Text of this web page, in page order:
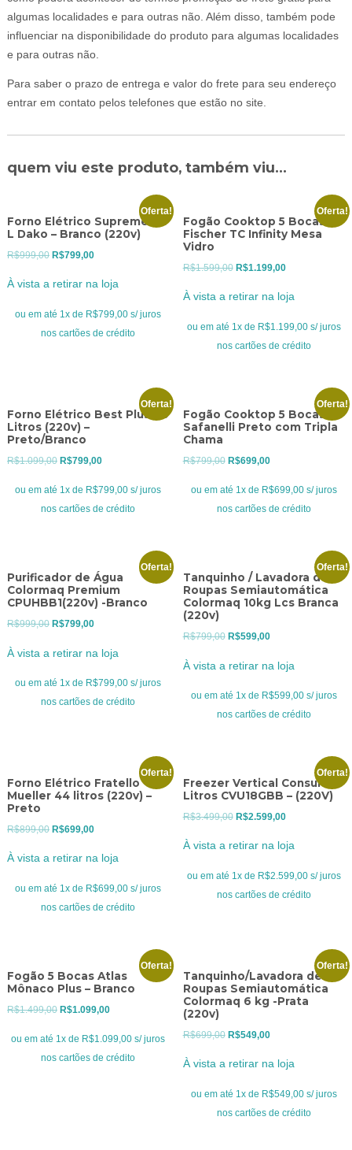
algumas localidades e para outras não. Além disso, também pode
influenciar na disponibilidade do produto para algumas localidades
e para outras não.
Para saber o prazo de entrega e valor do frete para seu endereço
entrar em contato pelos telefones que estão no site.
quem viu este produto, também viu...
Oferta!
Forno Elétrico Supreme 44
L Dako – Branco (220v)
R$999,00 O
era:
R$999,00.
R$799,00O
atual
é:
R$799,00.
À vista a retirar na loja
ou em até 1x de R$799,00 s/ juros
nos cartões de crédito
Oferta!
Fogão Cooktop 5 Bocas
Fischer TC Infinity Mesa
Vidro
R$1.599,00 O
era:
R$1.599,00.
R$1.199,00O
atual
é:
R$1.199,00.
À vista a retirar na loja
ou em até 1x de R$1.199,00 s/ juros
nos cartões de crédito
Oferta!
Forno Elétrico Best Plus 60
Litros (220v) –
Preto/Branco
R$1.099,00 O
R$799,00O
atual
ou em até 1x de R$799,00 s/ juros
nos cartões de crédito
Oferta!
Fogão Cooktop 5 Bocas
Safanelli Preto com Tripla
Chama
R$799,00 O
R$699,00O
atual
ou em até 1x de R$699,00 s/ juros
nos cartões de crédito
Oferta!
Purificador de Água
Colormaq Premium
CPUHBB1(220v) -Branco
R$999,00 O
original
era:
R$999,00.
R$799,00O
atual
é:
R$799,00.
À vista a retirar na loja
ou em até 1x de R$799,00 s/ juros
nos cartões de crédito
Oferta!
Tanquinho / Lavadora de
Roupas Semiautomática
Colormaq 10kg Lcs Branca
(220v)
R$799,00 O
original
era:
R$799,00.
R$599,00O
atual
é:
R$599,00.
À vista a retirar na loja
ou em até 1x de R$599,00 s/ juros
nos cartões de crédito
Oferta!
Forno Elétrico Fratello
Mueller 44 litros (220v) –
Preto
R$899,00 O
era:
R$899,00.
R$699,00O
atual
é:
R$699,00.
À vista a retirar na loja
ou em até 1x de R$699,00 s/ juros
nos cartões de crédito
Oferta!
Freezer Vertical Consul 121
Litros CVU18GBB – (220V)
R$3.499,00 O
era:
R$3.499,00.
R$2.599,00O
atual
é:
R$2.599,00.
À vista a retirar na loja
ou em até 1x de R$2.599,00 s/ juros
nos cartões de crédito
Oferta!
Fogão 5 Bocas Atlas
Mônaco Plus – Branco
R$1.499,00 O
R$1.099,00O
atual
ou em até 1x de R$1.099,00 s/ juros
nos cartões de crédito
Oferta!
Tanquinho/Lavadora de
Roupas Semiautomática
Colormaq 6 kg -Prata
(220v)
R$699,00 O
era:
R$699,00.
R$549,00O
atual
é:
R$549,00.
À vista a retirar na loja
ou em até 1x de R$549,00 s/ juros
nos cartões de crédito